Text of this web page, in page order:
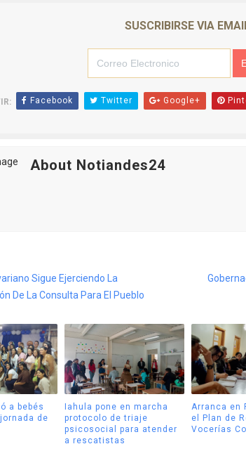
SUSCRIBIRSE VIA
Facebook Twitter Google+
About Notiandes24
Sigue Ejerciendo La
De La Consulta Para El Pueblo
a bebés
de
Iahula pone en marcha
protocolo de triaje
psicosocial para atender
a rescatistas
Arranca en
el Plan de
Vocerías